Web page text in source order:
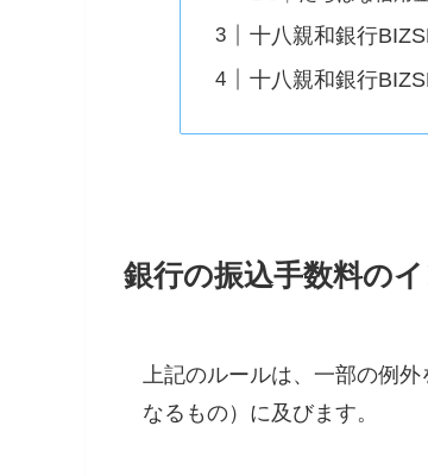
十八親和銀行
十八親和銀行
銀行の振込手数料の
上記のルールは、一部の例
なるもの）に及びます。